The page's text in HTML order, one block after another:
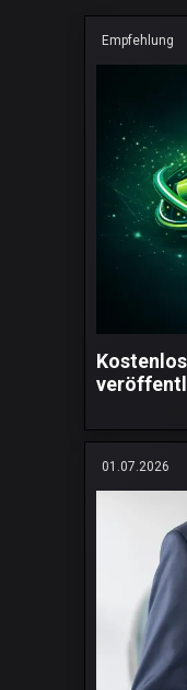
Empfehlung
01.07.2026